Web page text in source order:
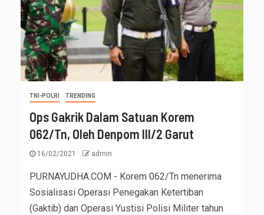
TNI-POLRI TRENDING
Ops Gakrik Dalam Satuan Korem
062/Tn, Oleh Denpom III/2 Garut
16/02/2021 admin
PURNAYUDHA.COM - Korem 062/Tn menerima
Sosialisasi Operasi Penegakan Ketertiban
(Gaktib) dan Operasi Yustisi Polisi Militer tahun